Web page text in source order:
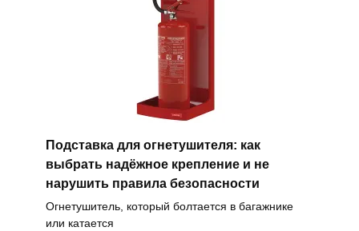
Подставка для огнетушителя: как
выбрать надёжное крепление и не
нарушить правила безопасности
Огнетушитель, который болтается в багажнике
или катается